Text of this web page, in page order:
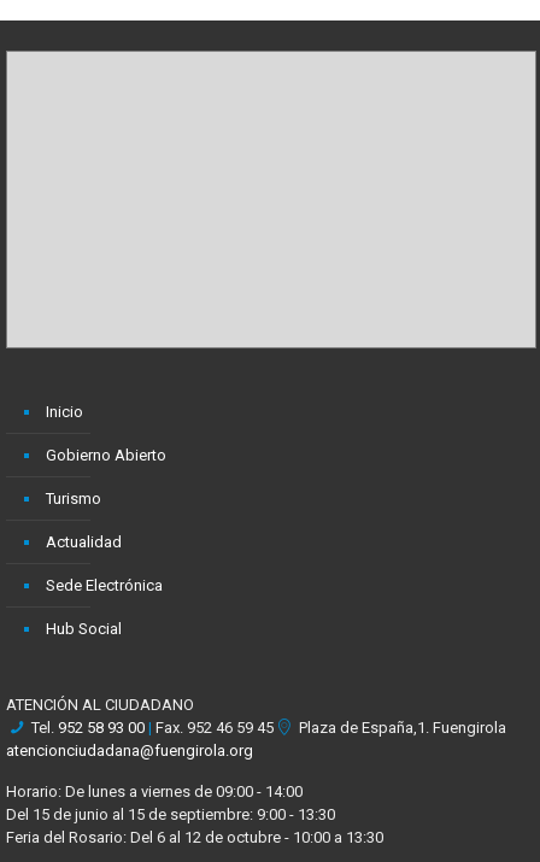
Inicio
Gobierno Abierto
Turismo
Actualidad
Sede Electrónica
Hub Social
ATENCIÓN AL CIUDADANO
Tel. 952 58 93 00 | Fax. 952 46 59 45
Plaza de España,1. Fuengirola
atencionciudadana@fuengirola.org
Horario: De lunes a viernes de 09:00 - 14:00
Del 15 de junio al 15 de septiembre: 9:00 - 13:30
Feria del Rosario: Del 6 al 12 de octubre - 10:00 a 13:30